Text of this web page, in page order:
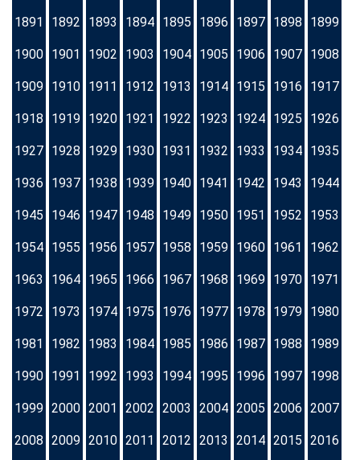
1891 1892 1893 1894 1895 1896 1897 1898 1899
1900 1901 1902 1903 1904 1905 1906 1907 1908
1909 1910 1911 1912 1913 1914 1915 1916 1917
1918 1919 1920 1921 1922 1923 1924 1925 1926
1927 1928 1929 1930 1931 1932 1933 1934 1935
1936 1937 1938 1939 1940 1941 1942 1943 1944
1945 1946 1947 1948 1949 1950 1951 1952 1953
1954 1955 1956 1957 1958 1959 1960 1961 1962
1963 1964 1965 1966 1967 1968 1969 1970 1971
1972 1973 1974 1975 1976 1977 1978 1979 1980
1981 1982 1983 1984 1985 1986 1987 1988 1989
1990 1991 1992 1993 1994 1995 1996 1997 1998
1999 2000 2001 2002 2003 2004 2005 2006 2007
2008 2009 2010 2011 2012 2013 2014 2015 2016